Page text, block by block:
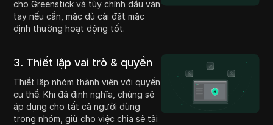
cho Greenstick và tùy chỉnh dấu vân
tay nếu cần, mặc dù cài đặt mặc
định thường hoạt động tốt.
3. Thiết lập vai trò & quyền
Thiết lập nhóm thành viên với quyền
cụ thể. Khi đã định nghĩa, chúng sẽ
áp dụng cho tất cả người dùng
trong nhóm, giữ cho việc chia sẻ tài